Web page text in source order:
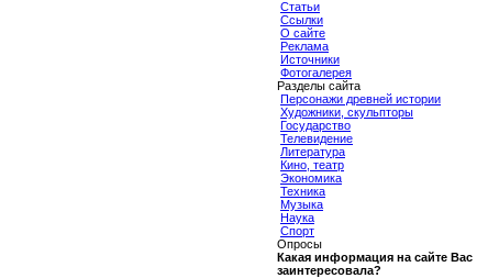
Статьи
Ссылки
О сайте
Реклама
Источники
Фотогалерея
Разделы сайта
Персонажи древней истории
Художники, скульпторы
Государство
Телевидение
Литература
Кино, театр
Экономика
Техника
Музыка
Наука
Спорт
Опросы
Какая информация на сайте Вас
заинтересовала?